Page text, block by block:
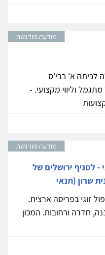
מודעה מודגשת
לכיתה א' בבי'ס
וליווי מקצועי. -
מודעה מודגשת
לסניף ירושלים של
שרון (תנאי
זוגי בפריסה ארצית.
חדרה ורחובות. המכון